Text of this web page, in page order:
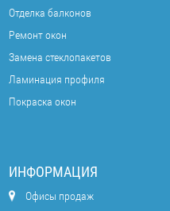
Отделка балконов
Ремонт окон
Замена стеклопакетов
Ламинация профиля
Покраска окон
ИНФОРМАЦИЯ
Офисы продаж